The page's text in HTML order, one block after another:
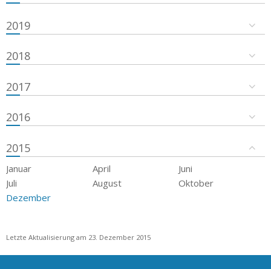
2019
2018
2017
2016
2015
Januar April
Juni
Juli
August
Oktober
Dezember
Letzte Aktualisierung am 23. Dezember 2015